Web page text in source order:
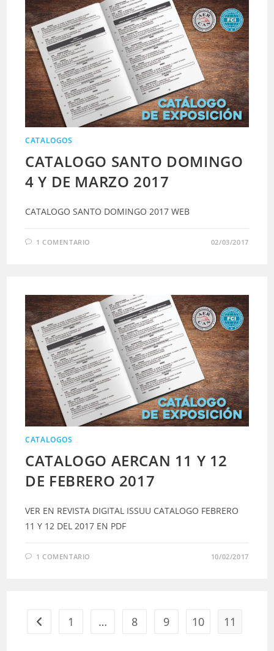
CATALOGOS
CATALOGO SANTO DOMINGO
4 Y DE MARZO 2017
CATALOGO SANTO DOMINGO 2017 WEB
1 COMENTARIO 02/03/2017
CATALOGOS
CATALOGO AERCAN 11 Y 12
DE FEBRERO 2017
VER EN REVISTA DIGITAL ISSUU CATALOGO FEBRERO
11 Y 12 DEL 2017 EN PDF
1 COMENTARIO 10/02/2017
Ir a la página anterior
1 … 8 9 10 11